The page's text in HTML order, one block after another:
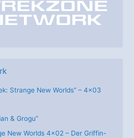
Strange New Worlds” – 4×03
& Grogu”
New Worlds 4×02 – Der Griffin-